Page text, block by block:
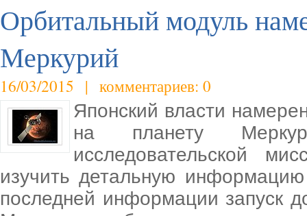
Орбитальный модуль
Меркурий
16/03/2015 | комментариев: 0
Японский власти
на планету
исследовательской
изучить детальную
последней информации запуск